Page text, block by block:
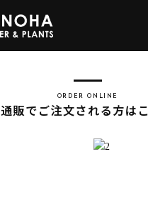
ORDER ONLINE
通販でご注文される方は